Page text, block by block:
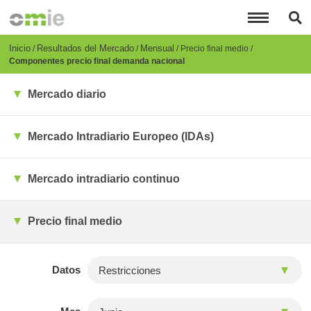
principal
Breadcrumb
Inicio Resultados del Mercado Mensual
Precio final medio
Componentes precio final demanda nacional
Mercado diario
Mercado Intradiario Europeo (IDAs)
Mercado intradiario continuo
Precio final medio
Datos